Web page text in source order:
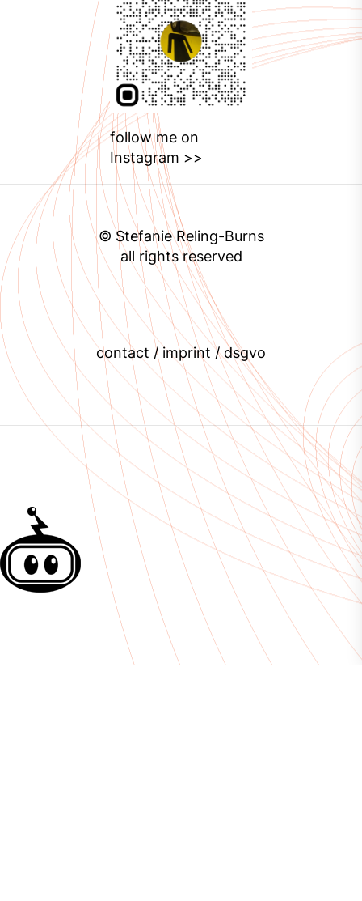
follow me on
Instagram >>
© Stefanie Reling-Burns
all rights reserved
contact / imprint / dsgvo